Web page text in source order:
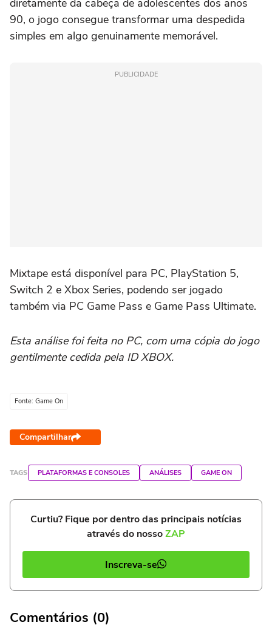
diretamente da cabeça de adolescentes dos anos
90, o jogo consegue transformar uma despedida
simples em algo genuinamente memorável.
PUBLICIDADE
Mixtape está disponível para PC, PlayStation 5,
Switch 2 e Xbox Series, podendo ser jogado
também via PC Game Pass e Game Pass Ultimate.
Esta análise foi feita no PC, com uma cópia do jogo
gentilmente cedida pela ID XBOX.
Fonte: Game On
Compartilhar
TAGS PLATAFORMAS E CONSOLES ANÁLISES GAME ON
Curtiu? Fique por dentro das principais notícias
através do nossoZAP
Inscreva-se
Comentários (0)